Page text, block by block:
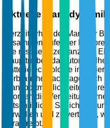
Aktuelle
Derzeit erhält der Markt für
zusammenlaufender
Die rasche Akzeptanz von
Haupttreiber, da
Batterietechnologie
Verbrauchernachfrage nach
Transportmöglichkeiten
erfordert die Verbreitung
fortschrittliche
verwalten und zu verteilen,
vorantreibt.